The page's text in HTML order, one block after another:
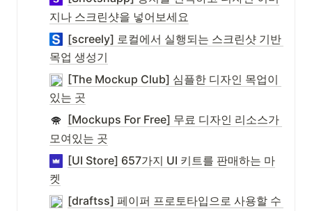
지나 스크린샷을 넣어보세요
[screely] 로컬에서 실행되는 스크린샷 기반
목업 생성기
[The Mockup Club] 심플한 디자인 목업이
있는 곳
[Mockups For Free] 무료 디자인 리소스가
모여있는 곳
[UI Store] 657가지 UI 키트를 판매하는 마
켓
[draftss] 페이퍼 프로토타입으로 사용할 수